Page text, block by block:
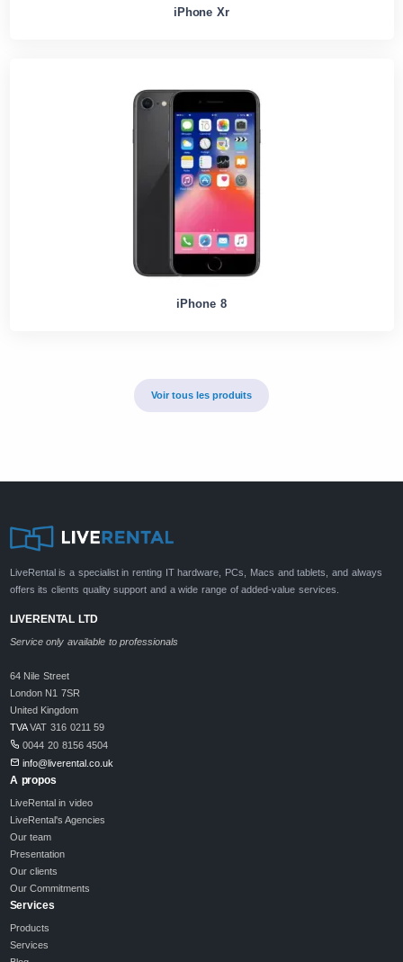
iPhone Xr
iPhone 8
Voir tous les produits
LiveRental is a specialist in renting IT hardware, PCs, Macs and tablets, and always
offers its clients quality support and a wide range of added-value services.
LIVERENTAL LTD
Service only available to professionals
64 Nile Street
London N1 7SR
United Kingdom
TVAVAT 316 0211 59
0044 20 8156 4504
info@liverental.co.uk
A propos
LiveRental in video
LiveRental's Agencies
Our team
Presentation
Our clients
Our Commitments
Services
Products
Services